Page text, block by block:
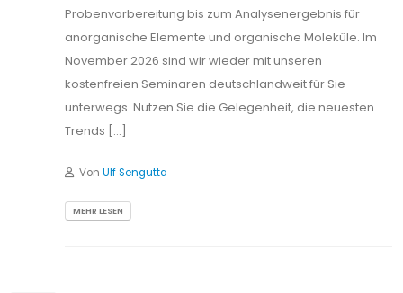
Probenvorbereitung bis zum Analysenergebnis für
anorganische Elemente und organische Moleküle. Im
November 2026 sind wir wieder mit unseren
kostenfreien Seminaren deutschlandweit für Sie
unterwegs. Nutzen Sie die Gelegenheit, die neuesten
Trends […]
Von Ulf Sengutta
MEHR LESEN